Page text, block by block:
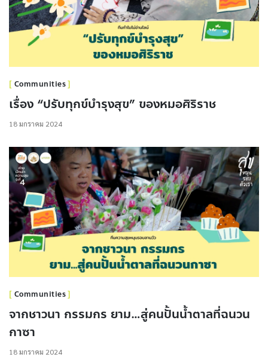
Communities
เรื่อง “ปรับทุกข์บำรุงสุข” ของหมอศิริราช
18 มกราคม 2024
Communities
จากชาวนา กรรมกร ยาม…สู่คนปั้นน้ำตาลที่ฉนวน
กาซา
18 มกราคม 2024